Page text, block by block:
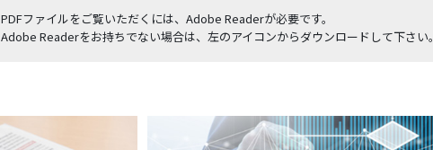
商品紹介
製品紹介
PDFファイルをご覧いただくには、Adobe Readerが必要です。
Adobe Readerをお持ちでない場合は、左のアイコンからダウンロードして下さい。